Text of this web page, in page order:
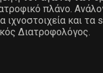
πλάνο.
και
Διατροφολόγος.